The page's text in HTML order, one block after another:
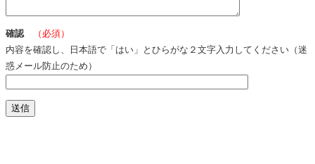
確認
（必須）
内容を確認し、日本語で「はい」とひらがな２文字入力してください（迷
惑メール防止のため）